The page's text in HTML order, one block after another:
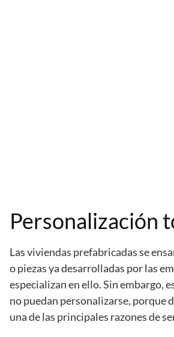
Personalización
Las viviendas prefabricadas se
o piezas ya desarrolladas por las
especializan en ello. Sin embargo,
no puedan personalizarse, porque
una de las principales razones de